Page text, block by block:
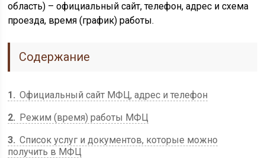
область) – официальный сайт, телефон, адрес и схема
проезда, время (график) работы.
Содержание
1
Официальный сайт МФЦ, адрес и телефон
2
Режим (время) работы МФЦ
3 Список услуг и документов, которые можно
получить в МФЦ